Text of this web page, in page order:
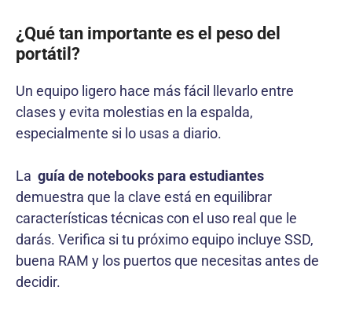
¿Qué tan importante es el peso del
portátil?
Un equipo ligero hace más fácil llevarlo entre
clases y evita molestias en la espalda,
especialmente si lo usas a diario.
La guía de notebooks para estudiantes
demuestra que la clave está en equilibrar
características técnicas con el uso real que le
darás. Verifica si tu próximo equipo incluye SSD,
buena RAM y los puertos que necesitas antes de
decidir.